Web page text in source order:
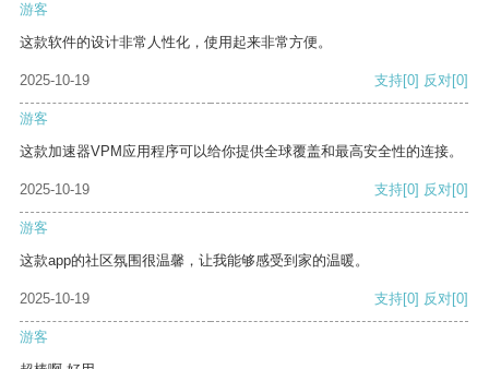
游客
这款软件的设计非常人性化，使用起来非常方便。
2025-10-19 支持[0] 反对[0]
游客
这款加速器VPM应用程序可以给你提供全球覆盖和最高安全性的连接。
2025-10-19 支持[0] 反对[0]
游客
这款app的社区氛围很温馨，让我能够感受到家的温暖。
2025-10-19 支持[0] 反对[0]
游客